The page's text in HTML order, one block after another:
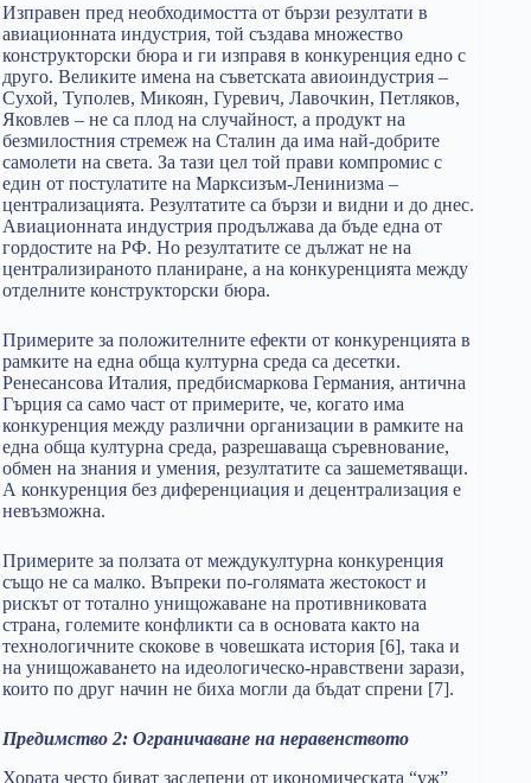
Изправен пред необходимостта от бързи резултати в
авиационната индустрия, той създава множество
конструкторски бюра и ги изправя в конкуренция едно с
друго. Великите имена на съветската авиоиндустрия –
Сухой, Туполев, Микоян, Гуревич, Лавочкин, Петляков,
Яковлев – не са плод на случайност, а продукт на
безмилостния стремеж на Сталин да има най-добрите
самолети на света. За тази цел той прави компромис с
един от постулатите на Марксизъм-Ленинизма –
централизацията. Резултатите са бързи и видни и до днес.
Авиационната индустрия продължава да бъде една от
гордостите на РФ. Но резултатите се дължат не на
централизираното планиране, а на конкуренцията между
отделните конструкторски бюра.
Примерите за положителните ефекти от конкуренцията в
рамките на една обща културна среда са десетки.
Ренесансова Италия, предбисмаркова Германия, антична
Гърция са само част от примерите, че, когато има
конкуренция между различни организации в рамките на
една обща културна среда, разрешаваща съревнование,
обмен на знания и умения, резултатите са зашеметяващи.
А конкуренция без диференциация и децентрализация е
невъзможна.
Примерите за ползата от междукултурна конкуренция
също не са малко. Въпреки по-голямата жестокост и
рискът от тотално унищожаване на противниковата
страна, големите конфликти са в основата както на
технологичните скокове в човешката история [6], така и
на унищожаването на идеологическо-нравствени зарази,
които по друг начин не биха могли да бъдат спрени [7].
Предимство 2: Ограничаване на неравенството
Хората често биват заслепени от икономическата “уж”